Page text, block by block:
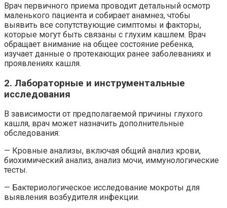
Врач первичного приема проводит детальный осмотр
маленького пациента и собирает анамнез, чтобы
выявить все сопутствующие симптомы и факторы,
которые могут быть связаны с глухим кашлем. Врач
обращает внимание на общее состояние ребенка,
изучает данные о протекающих ранее заболеваниях и
проявлениях кашля.
2. Лабораторные и инструментальные
исследования
В зависимости от предполагаемой причины глухого
кашля, врач может назначить дополнительные
обследования:
— Кровные анализы, включая общий анализ крови,
биохимический анализ, анализ мочи, иммунологические
тесты.
— Бактериологическое исследование мокроты для
выявления возбудителя инфекции.